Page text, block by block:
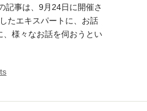
記事は、9月24日に開催さ
たエキスパートに、お話
、様々なお話を伺おうとい